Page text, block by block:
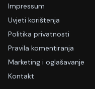
Impressum
Uvjeti korištenja
Politika privatnosti
Pravila komentiranja
Marketing i oglašavanje
Kontakt